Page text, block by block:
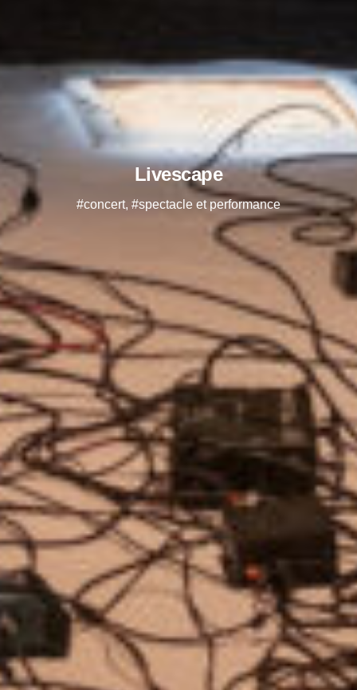
Livescape
#concert, #spectacle et performance